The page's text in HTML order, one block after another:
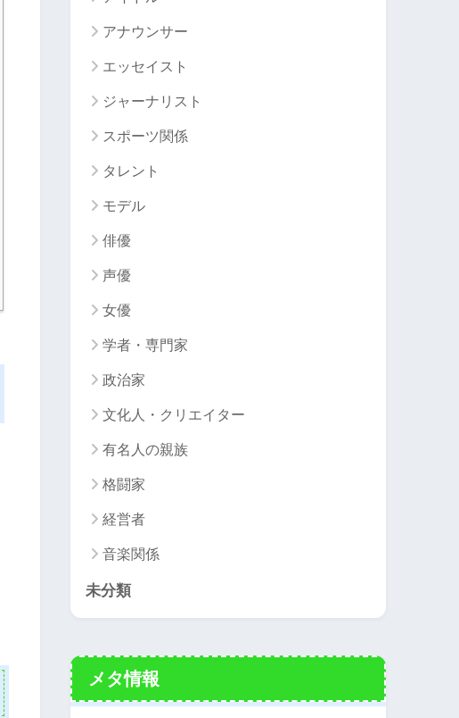
アナウンサー
エッセイスト
ジャーナリスト
スポーツ関係
タレント
モデル
俳優
声優
女優
学者・専門家
政治家
文化人・クリエイター
有名人の親族
格闘家
経営者
音楽関係
未分類
メタ情報